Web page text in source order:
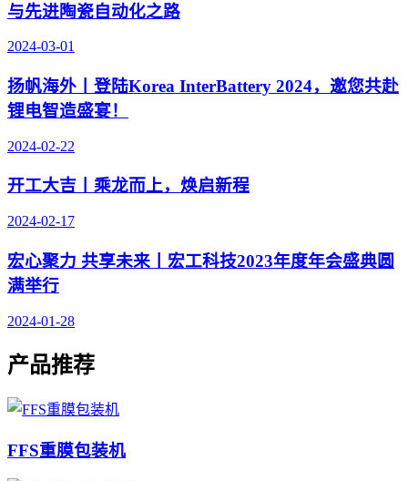
与先进陶瓷自动化之路
2024-03-01
扬帆海外丨登陆Korea InterBattery 2024，邀您共赴
锂电智造盛宴！
2024-02-22
开工大吉丨乘龙而上，焕启新程
2024-02-17
宏心聚力 共享未来丨宏工科技2023年度年会盛典圆
满举行
2024-01-28
产品推荐
FFS重膜包装机